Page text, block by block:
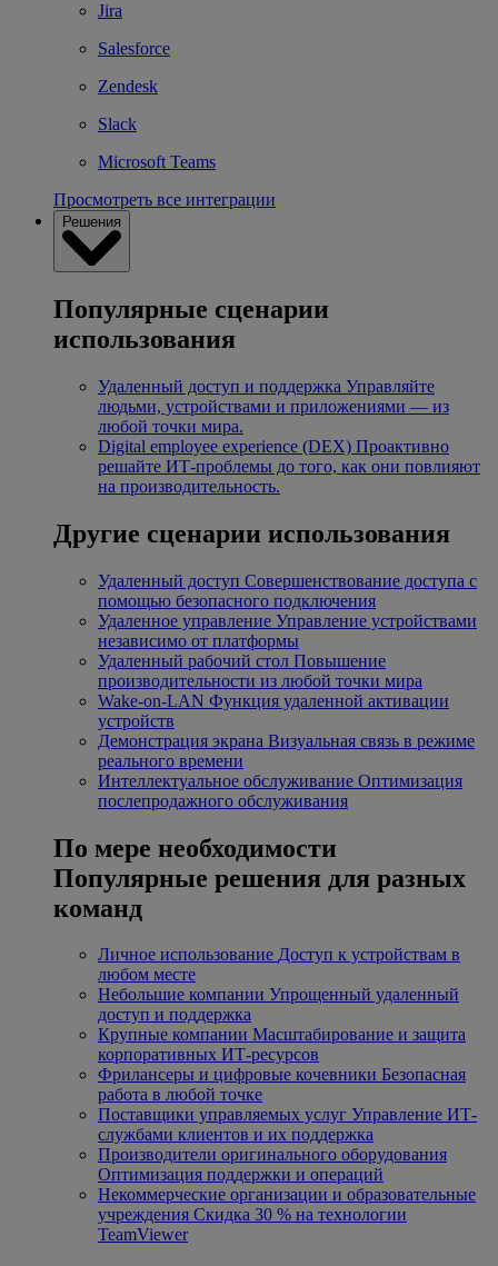
Jira
Salesforce
Zendesk
Slack
Microsoft Teams
Просмотреть все интеграции
Решения
Популярные сценарии
использования
Удаленный доступ и поддержка Управляйте
людьми, устройствами и приложениями — из
любой точки мира.
Digital employee experience (DEX) Проактивно
решайте ИТ-проблемы до того, как они повлияют
на производительность.
Другие сценарии использования
Удаленный доступ Совершенствование доступа с
помощью безопасного подключения
Удаленное управление Управление устройствами
независимо от платформы
Удаленный рабочий стол Повышение
производительности из любой точки мира
Wake-on-LAN Функция удаленной активации
устройств
Демонстрация экрана Визуальная связь в режиме
реального времени
Интеллектуальное обслуживание Оптимизация
послепродажного обслуживания
По мере необходимости
Популярные решения для разных
команд
Личное использование Доступ к устройствам в
любом месте
Небольшие компании Упрощенный удаленный
доступ и поддержка
Крупные компании Масштабирование и защита
корпоративных ИТ-ресурсов
Фрилансеры и цифровые кочевники Безопасная
работа в любой точке
Поставщики управляемых услуг Управление ИТ-
службами клиентов и их поддержка
Производители оригинального оборудования
Оптимизация поддержки и операций
Некоммерческие организации и образовательные
учреждения Скидка 30 % на технологии
TeamViewer